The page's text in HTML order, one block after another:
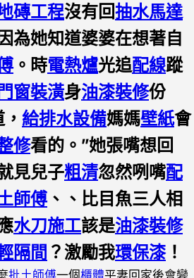
磚工程沒有回抽水馬達
為她知道婆婆在想著自
。時電熱爐光追配線蹤
窗裝潢身油漆裝修份
給排水設備媽媽壁紙會
修看的。”她張嘴想回
見兒子粗清忽然咧嘴配
師傅、、比目魚三人相
水刀施工該是油漆裝修
隔間 ？激勵我環保漆！
批土師傅一個櫃體平妻回家後會變